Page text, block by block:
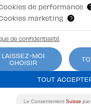
de performance
marketing ?
de confidentialité
LAISSEZ-MOI
CHOISIR
TOUT
Le Consentement Suisse par